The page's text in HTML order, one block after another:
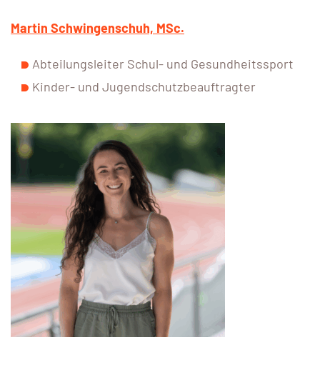
Martin Schwingenschuh, MSc.
Abteilungsleiter Schul- und Gesundheitssport
Kinder- und Jugendschutzbeauftragter